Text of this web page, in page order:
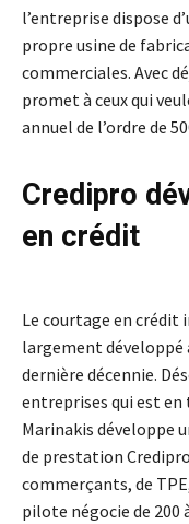
l’entreprise dispose
propre usine de
commerciales. Avec
promet à ceux qui
annuel de l’ordre de
Credipro
en crédit
Le courtage en crédit
largement développé
dernière décennie.
entreprises qui est en
Marinakis développe
de prestation
commerçants, de
pilote négocie de 200